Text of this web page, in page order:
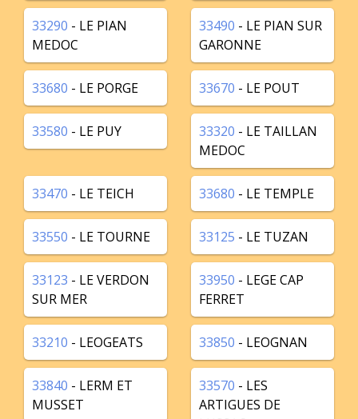
33290 - LE PIAN
MEDOC
33490 - LE PIAN SUR
GARONNE
33680 - LE PORGE 33670 - LE POUT
33580 - LE PUY 33320 - LE TAILLAN
MEDOC
33470 - LE TEICH 33680 - LE TEMPLE
33550 - LE TOURNE 33125 - LE TUZAN
33123 - LE VERDON
SUR MER
33950 - LEGE CAP
FERRET
33210 - LEOGEATS 33850 - LEOGNAN
33840 - LERM ET
MUSSET
33570 - LES
ARTIGUES DE